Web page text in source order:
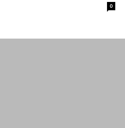
0